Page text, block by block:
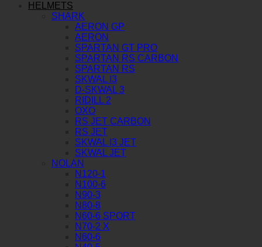
HELMETS
SHARK
AERON GP
AERON
SPARTAN GT PRO
SPARTAN RS CARBON
SPARTAN RS
SKWAL I3
D-SKWAL 3
RIDILL 2
OXO
RS JET CARBON
RS JET
SKWAL I3 JET
SKWAL JET
NOLAN
N120-1
N100-6
N90-3
N80-8
N60-6 SPORT
N70-2 X
N60-6